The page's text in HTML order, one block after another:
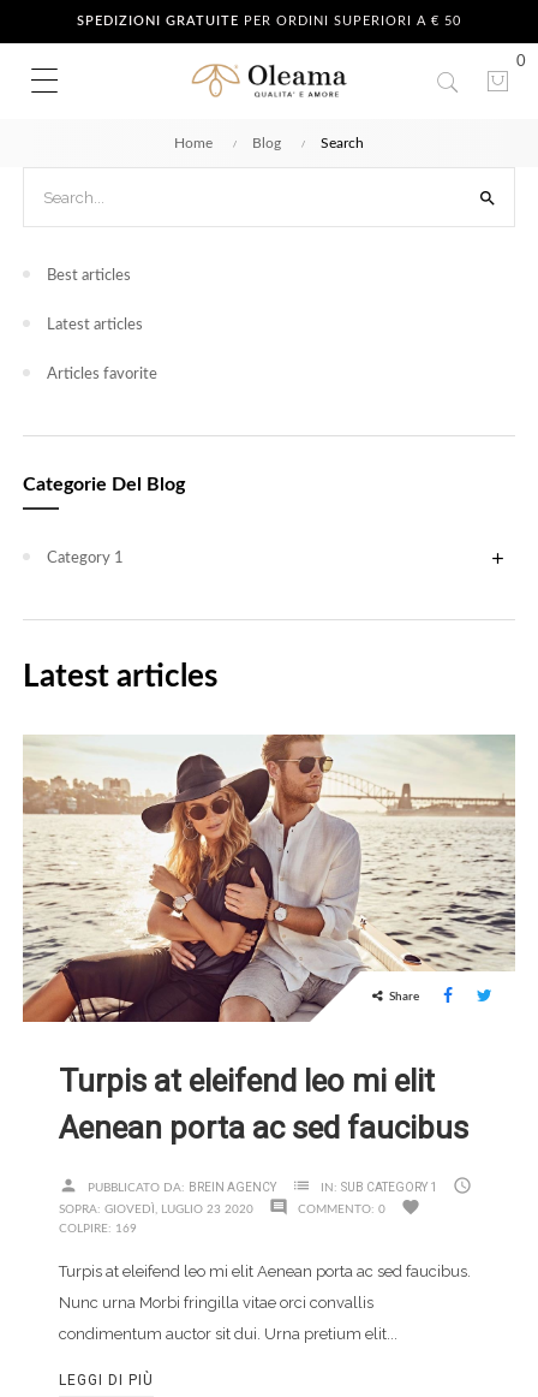
SPEDIZIONI GRATUITE PER ORDINI SUPERIORI A € 50
0
Home Blog Search

Best articles
Latest articles
Articles favorite
Categorie Del Blog
Category 1 add
Latest articles
Turpis at eleifend leo mi elit
Aenean porta ac sed faucibus
Share
person PUBBLICATO DA: BREIN AGENCY list IN: SUB CATEGORY 1 
SOPRA: GIOVEDÌ, LUGLIO 23 2020 comment COMMENTO: 0 favorite
COLPIRE: 169
Turpis at eleifend leo mi elit Aenean porta ac sed faucibus.
Nunc urna Morbi fringilla vitae orci convallis
condimentum auctor sit dui. Urna pretium elit...
LEGGI DI PIÙ